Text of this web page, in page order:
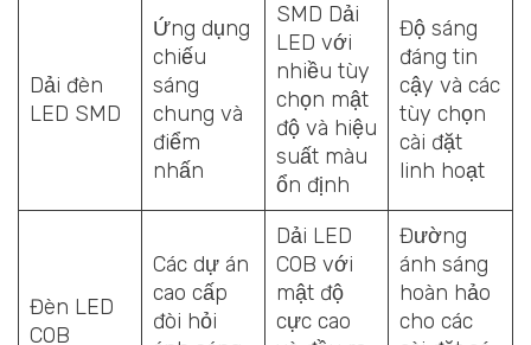
Dải đèn
LED SMD
Ứng dụng
chiếu
sáng
chung và
điểm
nhấn
SMD Dải
LED với
nhiều tùy
chọn mật
độ và hiệu
suất màu
ổn định
Độ sáng
đáng tin
cậy và các
tùy chọn
cài đặt
linh hoạt
Đèn LED
COB
Các dự án
cao cấp
đòi hỏi
Dải LED
COB với
mật độ
cực cao
Đường
ánh sáng
hoàn hảo
cho các